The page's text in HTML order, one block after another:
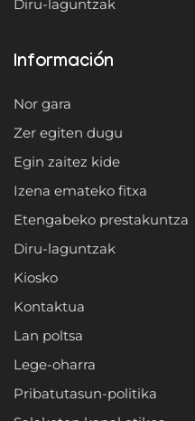
Diru-laguntzak
Información
Nor gara
Zer egiten dugu
Egin zaitez kide
Izena emateko fitxa
Etengabeko prestakuntza
Diru-laguntzak
Kiosko
Kontaktua
Lan poltsa
Lege-oharra
Pribatutasun-politika